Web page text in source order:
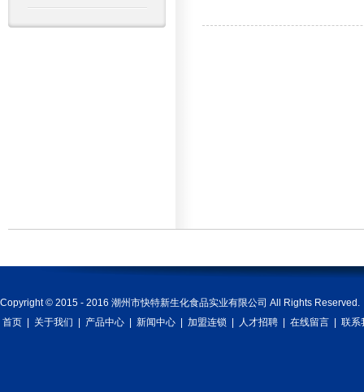
Copyright © 2015 - 2016 潮州市快特新生化食品实业有限公司 All Rights Reserved.
首页
关于我们 产品中心 新闻中心 加盟连锁 人才招聘 在线留言 联系